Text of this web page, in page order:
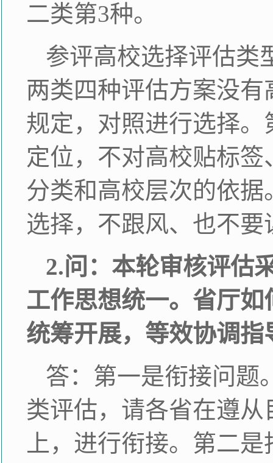
二类第3种。
参评高校选择评估类
两类四种评估方案没
规定，对照进行选择
定位，不对高校贴标
分类和高校层次的依
选择，不跟风、也不要
2.问：本轮审核评估
工作思想统一。省厅
统筹开展，等效协调指
答：第一是衔接问题
类评估，请各省在遵
上，进行衔接。第二